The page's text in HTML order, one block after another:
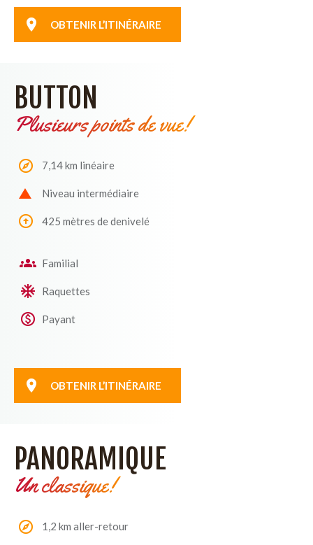
OBTENIR L’ITINÉRAIRE
BUTTON
Plusieurs points de vue!
7,14 km linéaire
Niveau intermédiaire
425 mètres de denivelé
Familial
Raquettes
Payant
OBTENIR L’ITINÉRAIRE
PANORAMIQUE
Un classique!
1,2 km aller-retour